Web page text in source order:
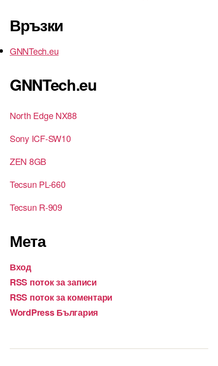
Връзки
GNNTech.eu
GNNTech.eu
North Edge NX88
Sony ICF-SW10
ZEN 8GB
Tecsun PL-660
Tecsun R-909
Мета
Вход
RSS поток за записи
RSS поток за коментари
WordPress България